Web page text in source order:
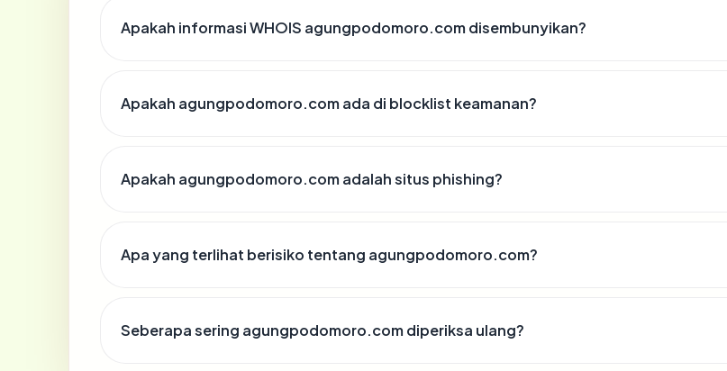
Apakah informasi WHOIS agungpodomoro.com disembunyikan?
Apakah agungpodomoro.com ada di blocklist keamanan?
Apakah agungpodomoro.com adalah situs phishing?
Apa yang terlihat berisiko tentang agungpodomoro.com?
Seberapa sering agungpodomoro.com diperiksa ulang?